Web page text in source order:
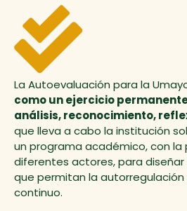
La Autoevaluación para la
como un ejercicio
análisis, reconocimiento,
que lleva a cabo la institución
un programa académico, con la
diferentes actores, para
que permitan la
continuo.